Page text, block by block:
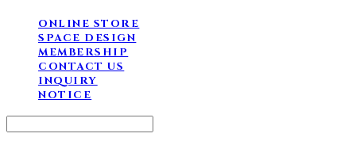
ONLINE STORE
SPACE DESIGN
MEMBERSHIP
CONTACT US
INQUIRY
NOTICE